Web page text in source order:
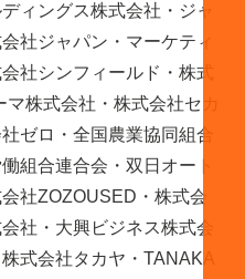
ィングス株式会社・ジャ
社ジャパン・マーケティ
社シンフィールド・株式
株式会社・株式会社セカ
ゼロ・全国農業協同組合
組合連合会・双日オート
社ZOZOUSED・株式会
社・大興ビジネス株式会
式会社タカヤ・TANAKA